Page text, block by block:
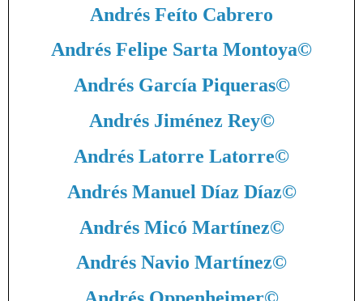
Andrés Feíto Cabrero
Andrés Felipe Sarta Montoya©
Andrés García Piqueras©
Andrés Jiménez Rey©
Andrés Latorre Latorre©
Andrés Manuel Díaz Díaz©
Andrés Micó Martínez©
Andrés Navio Martínez©